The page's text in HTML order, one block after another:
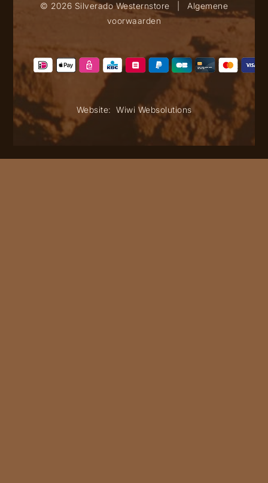
© 2026 Silverado Westernstore
Algemene
voorwaarden
Website: Wiwi Websolutions